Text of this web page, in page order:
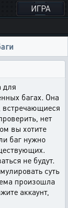
ИГРА
для
багах. Она
встречающиеся
нет
вы хотите
баг нужно
не будут.
суть
произошла
аккаунт,